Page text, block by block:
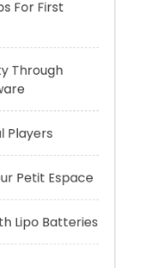
Players
Petit Espace
Lipo Batteries